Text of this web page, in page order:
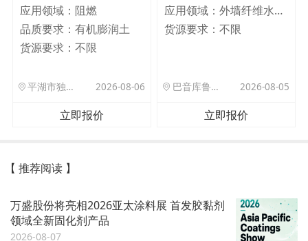
应用领域： 阻燃
品质要求： 有机膨润土
货源要求： 不限
平湖市独山港镇集港路 589 号 2026-08-06
立即报价
应用领域：
外墙纤维水泥板
货源要求：不限
巴音库鲁提镇,托帕口岸六号库房 2026-08-05
立即报价
【 推荐阅读 】
万盛股份将亮相2026亚太涂料展 首发胶黏剂
领域全新固化剂产品
2026-08-07